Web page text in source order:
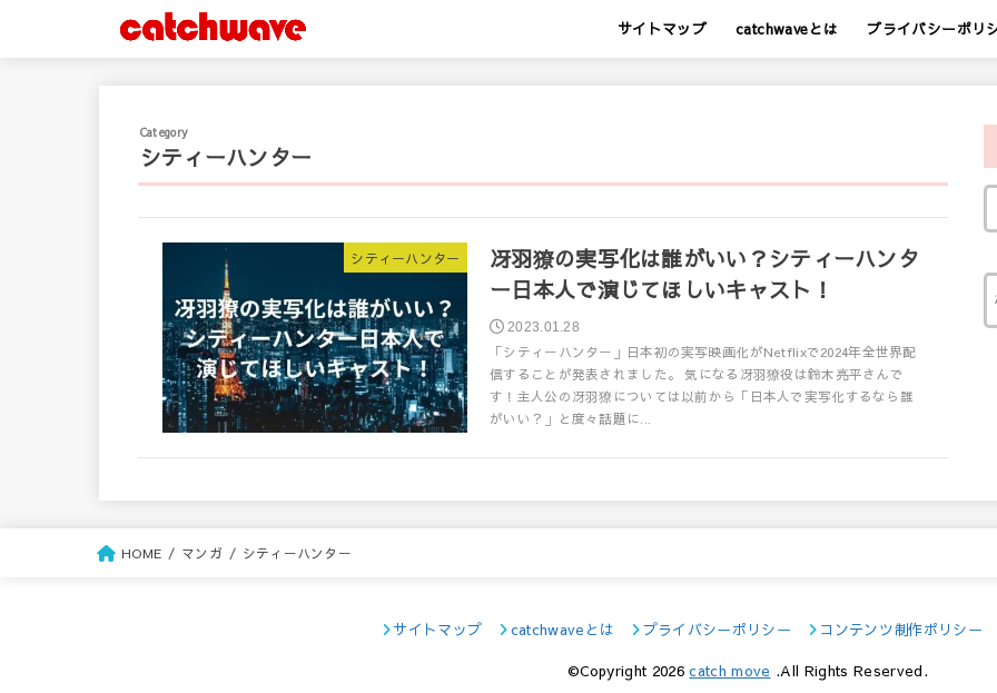
サイトマップ catchwaveとは プライバシーポリ
シティーハンター
シティーハンター
冴羽獠の実写化は誰がいい？シティーハンタ
ー日本人で演じてほしいキャスト！
2023.01.28
「シティーハンター」日本初の実写映画化がNetflixで2024年全世界配
信することが発表されました。 気になる冴羽獠役は鈴木亮平さんで
す！主人公の冴羽獠については以前から「日本人で実写化するなら誰
がいい？」と度々話題に...
HOME マンガ シティーハンター
サイトマップ catchwaveとは プライバシーポリシー コンテンツ制作ポリシー
©Copyright 2026catch move .All Rights Reserved.